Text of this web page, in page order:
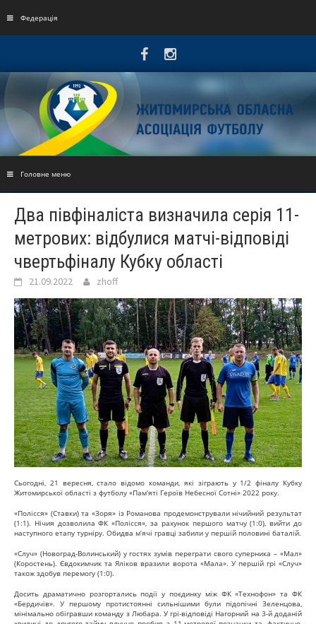
Федерація
Головне меню
Два півфіналіста визначила серія 11-
метрових: відбулися матчі-відповіді
чвертьфіналу Кубку області
21.09.2022 zhoff
Сьогодні, 21 вересня, стало відомо команди, які зіграють у 1/2 фіналу Кубку
Житомирської області з футболу «Пам’яті Героїв Небесної Сотні» 2022 року.
«Полісся» (Ставки) та «Зоря» із Романова продемонстрували нічийний результат
(1:1). Нічия дозволила ФК «Полісся», за рахунок першого матчу (1:0), вийти до
наступного етапу турніру. Обидва м’ячі гравці забили у першій половині баталій.
«Случ» (Новоград-Волинський) у гостях зумів переграти свого суперника – «Мал»
(Коростень). Євдокимчик та Яліков вразили ворота «Мала». У першій грі «Случ»
також здобув перемогу (1:0).
Досить драматично розгортались події у поєдинку між ФК «Технофон» та ФК
«Бердичів». У першому протистоянні сильнішими були підопічні Зеленцова,
мінімально обігравши команду з Любара. У грі-відповіді Нагорний на 3-й доданій